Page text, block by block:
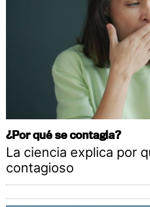
¿Por qué se contagia?
La ciencia explica por
contagioso